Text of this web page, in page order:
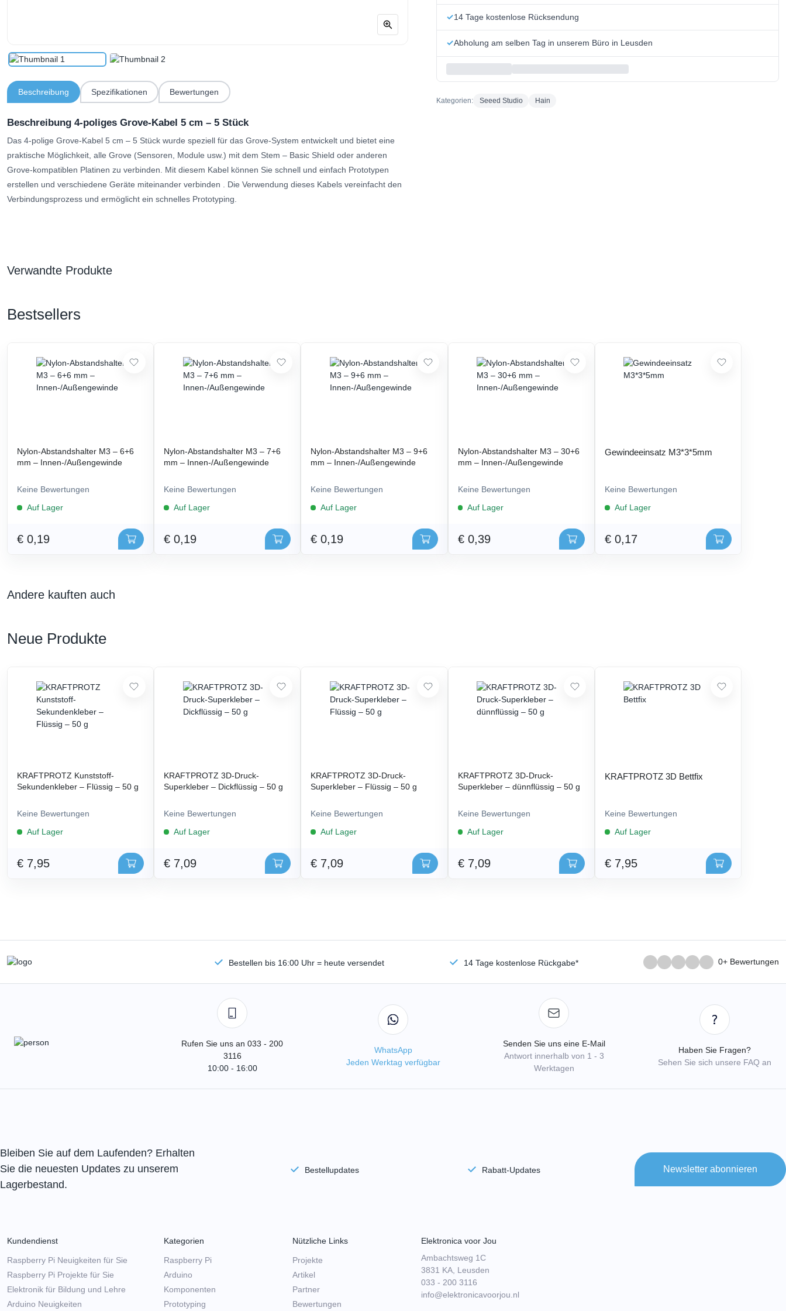
Beschreibung Spezifikationen Bewertungen
Beschreibung 4-poliges Grove-Kabel 5 cm – 5 Stück
Das 4-polige Grove-Kabel 5 cm – 5 Stück wurde speziell für das Grove-System entwickelt und bietet eine
praktische Möglichkeit, alle Grove (Sensoren, Module usw.) mit dem Stem – Basic Shield oder anderen
Grove-kompatiblen Platinen zu verbinden. Mit diesem Kabel können Sie schnell und einfach Prototypen
erstellen und verschiedene Geräte miteinander verbinden . Die Verwendung dieses Kabels vereinfacht den
Verbindungsprozess und ermöglicht ein schnelles Prototyping.
14 Tage kostenlose Rücksendung
Abholung am selben Tag in unserem Büro in Leusden
Kategorien: Seeed Studio Hain
Verwandte Produkte
Bestsellers
Nylon-Abstandshalter M3 – 6+6
mm – Innen-/Außengewinde
Keine Bewertungen
Auf Lager
€ 0,19
Nylon-Abstandshalter M3 – 7+6
mm – Innen-/Außengewinde
Keine Bewertungen
Auf Lager
€ 0,19
Nylon-Abstandshalter M3 – 9+6
mm – Innen-/Außengewinde
Keine Bewertungen
Auf Lager
€ 0,19
Nylon-Abstandshalter M3 – 30+6
mm – Innen-/Außengewinde
Keine Bewertungen
Auf Lager
€ 0,39
Gewindeeinsatz M3*3*5mm
Keine Bewertungen
Auf Lager
€ 0,17
Andere kauften auch
Neue Produkte
KRAFTPROTZ Kunststoff-
Sekundenkleber – Flüssig – 50 g
Keine Bewertungen
Auf Lager
€ 7,95
KRAFTPROTZ 3D-Druck-
Superkleber – Dickflüssig – 50 g
Keine Bewertungen
Auf Lager
€ 7,09
KRAFTPROTZ 3D-Druck-
Superkleber – Flüssig – 50 g
Keine Bewertungen
Auf Lager
€ 7,09
KRAFTPROTZ 3D-Druck-
Superkleber – dünnflüssig – 50 g
Keine Bewertungen
Auf Lager
€ 7,09
KRAFTPROTZ 3D Bettfix
Keine Bewertungen
Auf Lager
€ 7,95
Bestellen bis 16:00 Uhr = heute versendet 14 Tage kostenlose Rückgabe* 0+ Bewertungen
Rufen Sie uns an 033 - 200
3116
10:00 - 16:00
WhatsApp
Jeden Werktag verfügbar
Senden Sie uns eine E-Mail
Antwort innerhalb von 1 - 3
Werktagen
Haben Sie Fragen?
Sehen Sie sich unsere FAQ an
Bleiben Sie auf dem Laufenden? Erhalten
Sie die neuesten Updates zu unserem
Lagerbestand.
Bestellupdates Rabatt-Updates Newsletter abonnieren
Kundendienst
Raspberry Pi Neuigkeiten für Sie
Raspberry Pi Projekte für Sie
Elektronik für Bildung und Lehre
Arduino Neuigkeiten
Kategorien
Raspberry Pi
Arduino
Komponenten
Prototyping
Nützliche Links
Projekte
Artikel
Partner
Bewertungen
Elektronica voor Jou
Ambachtsweg 1C
3831 KA, Leusden
033 - 200 3116
info@elektronicavoorjou.nl